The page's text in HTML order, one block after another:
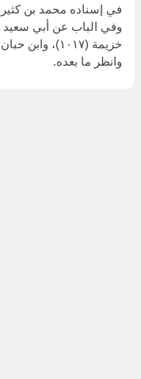
في إسناده محمد بن
خزيمة (١٠١٧)، وابن حبان (٢١٨٥).
وانظر ما بعده.